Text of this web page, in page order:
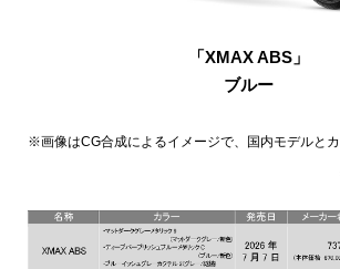
「XMAX ABS」
ブルー
※画像はCG合成によるイメージで、国内モデルと